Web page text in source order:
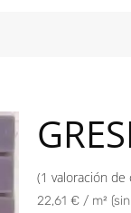
(1 valoración de
22,61 € / m²